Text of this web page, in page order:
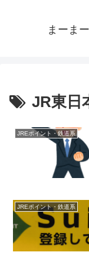
まーま
JR東日
JREポイント・鉄道系
JREポイント・鉄道系